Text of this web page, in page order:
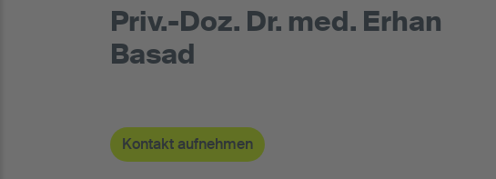
Priv.-Doz. Dr. med. Erhan
Basad
Kontakt aufnehmen